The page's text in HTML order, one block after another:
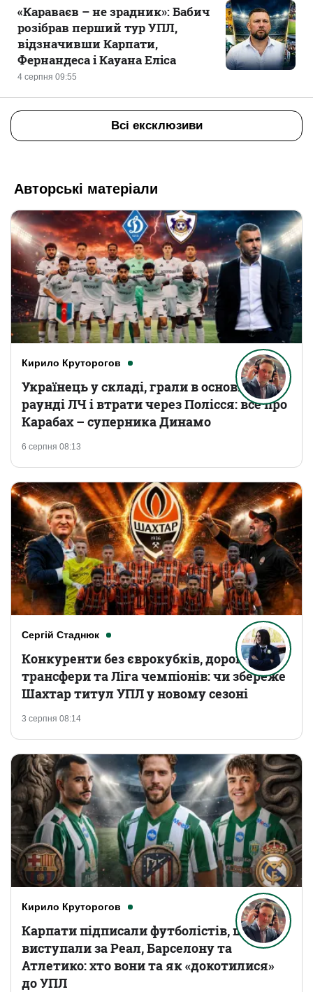
4 серпня 09:55
«Караваєв – не зрадник»: Бабич
розібрав перший тур УПЛ,
відзначивши Карпати,
Фернандеса і Кауана Еліса
Всі ексклюзиви
Авторські матеріали
Кирило Круторогов
6 серпня 08:13
Українець у складі, грали в основному
раунді ЛЧ і втрати через Полісся: все про
Карабах – суперника Динамо
Сергій Стаднюк
3 серпня 08:14
Конкуренти без єврокубків, дорогі
трансфери та Ліга чемпіонів: чи збереже
Шахтар титул УПЛ у новому сезоні
Кирило Круторогов
Карпати підписали футболістів, що
виступали за Реал, Барселону та
Атлетико: хто вони та як «докотилися»
до УПЛ